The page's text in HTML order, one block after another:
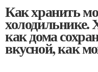
Как хранить
холодильнике.
как дома
вкусной, как